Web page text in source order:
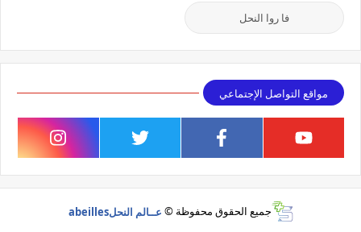
فا روا النحل
مواقع التواصل الإجتماعي
جميع الحقوق محفوظة © عــالم النحلabeilles